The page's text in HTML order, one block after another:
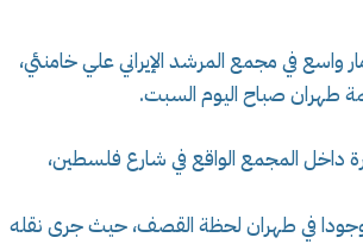
في مجمع المرشد الإيراني علي خامنئي،
طهران صباح اليوم السبت.
داخل المجمع الواقع في شارع فلسطين،
موجودا في طهران لحظة القصف، حيث جرى نقله